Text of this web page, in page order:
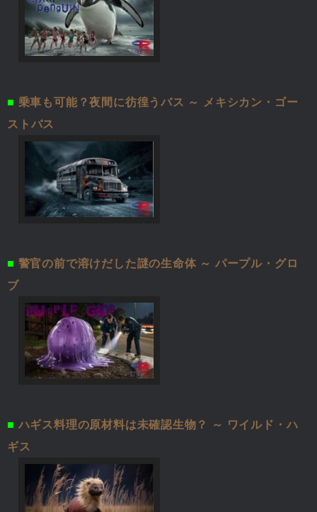
■ 乗車も可能？夜間に彷徨うバス ～ メキシカン・ゴー
ストバス
■ 警官の前で溶けだした謎の生命体 ～ パープル・グロ
ブ
■ ハギス料理の原材料は未確認生物？ ～ ワイルド・ハ
ギス